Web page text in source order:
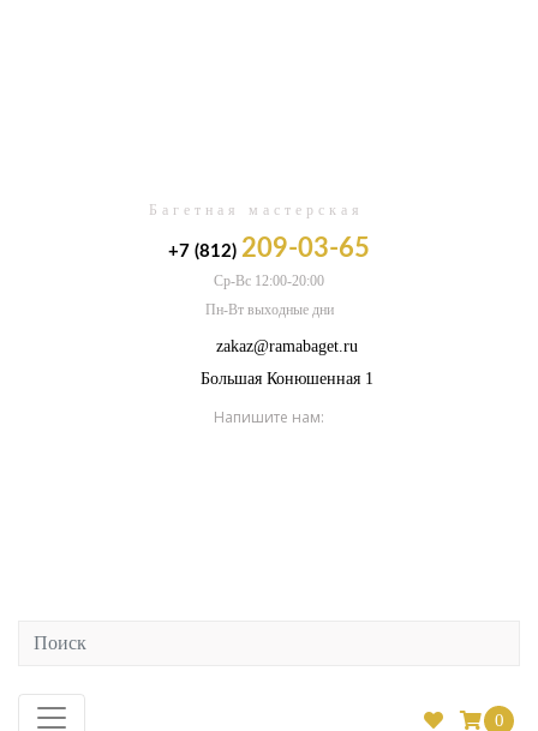
Багетная мастерская
+7 (812) 209-03-65
Ср-Вс 12:00-20:00
Пн-Вт выходные дни
zakaz@ramabaget.ru
Большая Конюшенная 1
Напишите нам:
0